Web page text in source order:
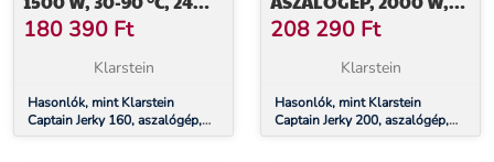
ÓRÁS IDŐZÍTŐ,
ROZSDAMENTES ACÉL
180 390 Ft
Klarstein
Hasonlók, mint Klarstein
Captain Jerky 160, aszalógép,
1500 W, 30-90 °C, 24 órás
30-90 °C, 24 ÓRÁS
IDŐZÍTŐ,
ROZSDAMENTES ACÉL
208 290 Ft
Klarstein
Hasonlók, mint Klarstein
Captain Jerky 200, aszalógép,
2000 W, 30-90 °C, 24 órás